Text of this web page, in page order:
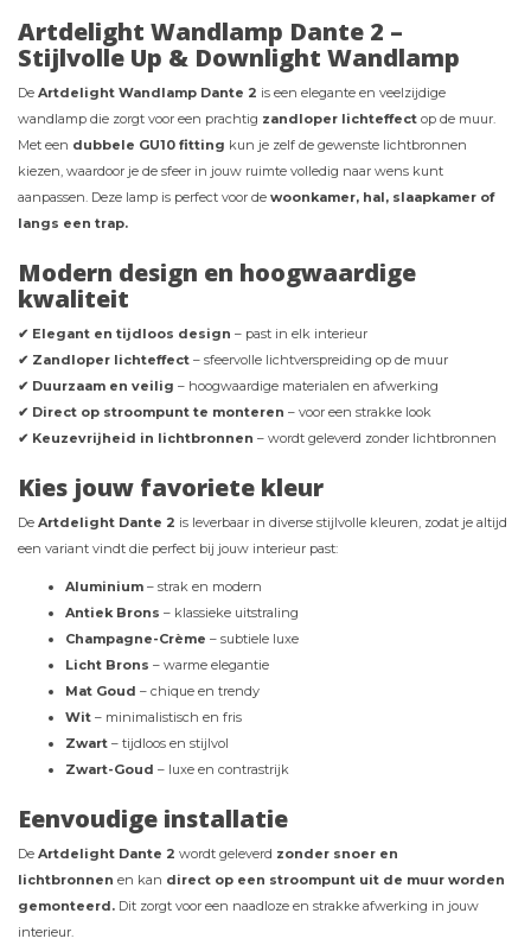
Artdelight Wandlamp Dante 2 –
Stijlvolle Up & Downlight Wandlamp
De Artdelight Wandlamp Dante 2 is een elegante en veelzijdige
wandlamp die zorgt voor een prachtig zandloper lichteffect op de muur.
Met een dubbele GU10 fitting kun je zelf de gewenste lichtbronnen
kiezen, waardoor je de sfeer in jouw ruimte volledig naar wens kunt
aanpassen. Deze lamp is perfect voor de woonkamer, hal, slaapkamer of
langs een trap.
Modern design en hoogwaardige
kwaliteit
✔ Elegant en tijdloos design – past in elk interieur
✔ Zandloper lichteffect – sfeervolle lichtverspreiding op de muur
✔ Duurzaam en veilig – hoogwaardige materialen en afwerking
✔ Direct op stroompunt te monteren – voor een strakke look
✔ Keuzevrijheid in lichtbronnen – wordt geleverd zonder lichtbronnen
Kies jouw favoriete kleur
De Artdelight Dante 2 is leverbaar in diverse stijlvolle kleuren, zodat je altijd
een variant vindt die perfect bij jouw interieur past:
Aluminium – strak en modern
Antiek Brons – klassieke uitstraling
Champagne-Crème – subtiele luxe
Licht Brons – warme elegantie
Mat Goud – chique en trendy
Wit – minimalistisch en fris
Zwart – tijdloos en stijlvol
Zwart-Goud – luxe en contrastrijk
Eenvoudige installatie
De Artdelight Dante 2 wordt geleverd zonder snoer en
lichtbronnen en kan direct op een stroompunt uit de muur worden
gemonteerd. Dit zorgt voor een naadloze en strakke afwerking in jouw
interieur.